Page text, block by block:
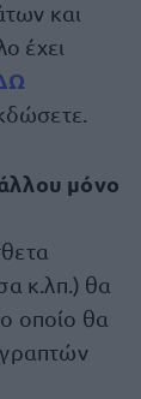
και
έχει
μόνο
κ.λπ.) θα
οποίο θα
γραπτών